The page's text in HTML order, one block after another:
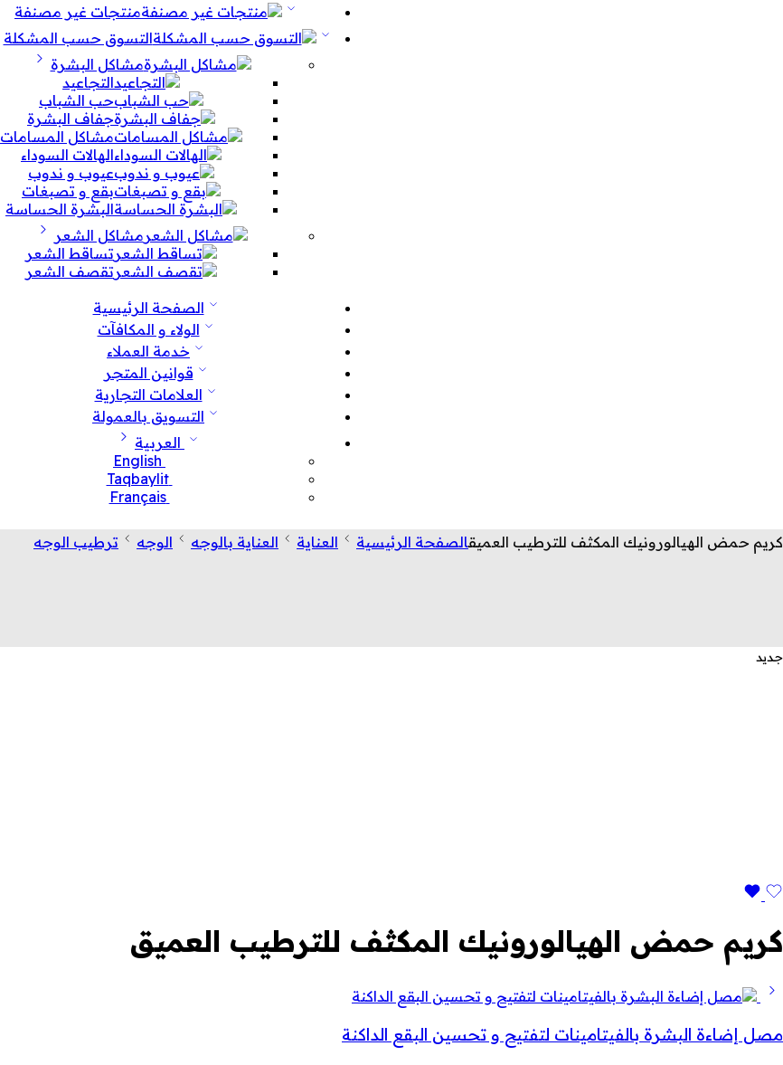
منتجات غير مصنفة
التسوق حسب المشكلة
مشاكل البشرة
التجاعيد
حب الشباب
جفاف البشرة
مشاكل المسامات
الهالات السوداء
عيوب و ندوب
بقع و تصبغات
البشرة الحساسة
مشاكل الشعر
تساقط الشعر
تقصف الشعر
الصفحة الرئيسية
الولاء و المكافآت
خدمة العملاء
قوانين المتجر
العلامات التجارية
التسويق بالعمولة
العربية
English
Taqbaylit
Français
كريم حمض الهيالورونيك المكثف للترطيب العميقالصفحة الرئيسية العناية العناية بالوجه الوجه ترطيب الوجه
جديد
كريم حمض الهيالورونيك المكثف للترطيب العميق
مصل إضاءة البشرة بالفيتامينات لتفتيح و تحسين البقع الداكنة